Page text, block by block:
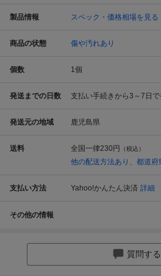
製品情報 スペック・価格相場を見る
商品の状態 傷や汚れあり
個数 1個
発送までの日数 支払い手続きから3～7日で
発送元の地域 鹿児島県
送料 全国一律230円 （税込）
他の配送方法あり、都道府
支払い方法 Yahoo!かんたん決済 詳細
その他の情報
質問する